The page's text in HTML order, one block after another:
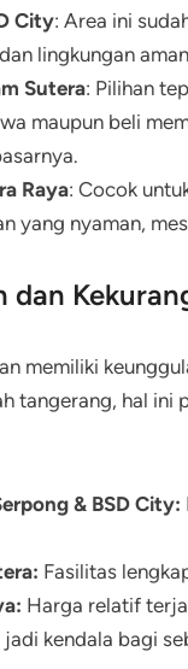
City: Area ini
lingkungan
Sutera: Pilihan
maupun beli
Raya: Cocok
yang nyaman,
dan
memiliki
tangerang, hal ini
& BSD City:
Fasilitas
Harga relatif
kendala bagi